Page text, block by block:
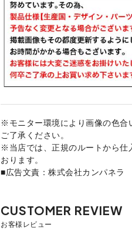
※モニター環境により画像の色合
ご了承ください。
※当店では、正規のルートから仕
おります。
■広告文責：株式会社カンパネラ